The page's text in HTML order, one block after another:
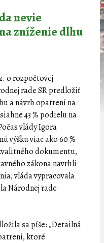
nevie
zníženie dlhu
o rozpočtovej
rade SR predložiť
a návrh opatrení na
43 % podielu na
vlády Igora
výšku viac ako 60 %
dokumentu,
zákona navrhli
vláda vypracovala
Národnej rade
sa píše: „Detailná
ktoré